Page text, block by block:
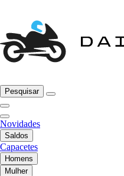
Pesquisar
Novidades
Saldos
Capacetes
Homens
Mulher